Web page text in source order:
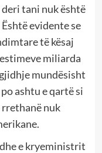
tani nuk është
evidente se
të kësaj
miliarda
mundësisht
ashtu e qartë si
nuk
e kryeministrit